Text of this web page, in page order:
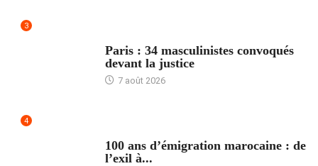
3
Paris : 34 masculinistes convoqués
devant la justice
7 août 2026
4
100 ans d’émigration marocaine : de
l’exil à...